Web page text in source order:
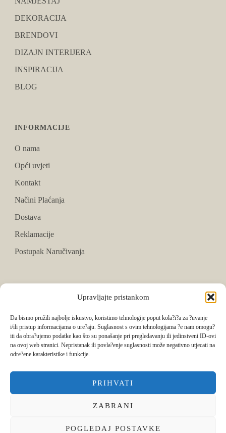
Upravljajte pristankom
Da bismo pružili najbolje iskustvo, koristimo tehnologije poput kola?i?a za ?uvanje
i/ili pristup informacijama o ure?aju. Suglasnost s ovim tehnologijama ?e nam omogu?
iti da obra?ujemo podatke kao što su ponašanje pri pregledavanju ili jedinstveni ID-ovi
na ovoj web stranici. Nepristanak ili povla?enje suglasnosti može negativno utjecati na
odre?ene karakteristike i funkcije.
PRIHVATI
ZABRANI
POGLEDAJ POSTAVKE
DEKORACIJA
BRENDOVI
DIZAJN INTERIJERA
INSPIRACIJA
BLOG
INFORMACIJE
O nama
Opći uvjeti
Kontakt
Načini Plaćanja
Dostava
Reklamacije
Postupak Naručivanja
Instagram
Tik Tok